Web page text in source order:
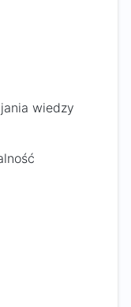
wiedzy